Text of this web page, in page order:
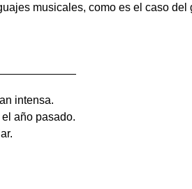
musicales, como es el caso del
intensa.
año pasado.